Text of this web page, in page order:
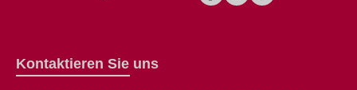
Kontaktieren Sie uns